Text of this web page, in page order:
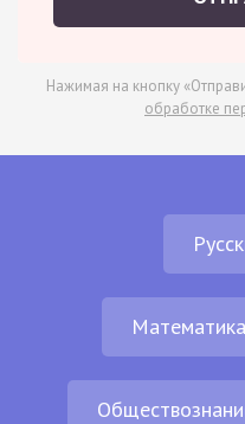
Нажимая на кнопку
обработке